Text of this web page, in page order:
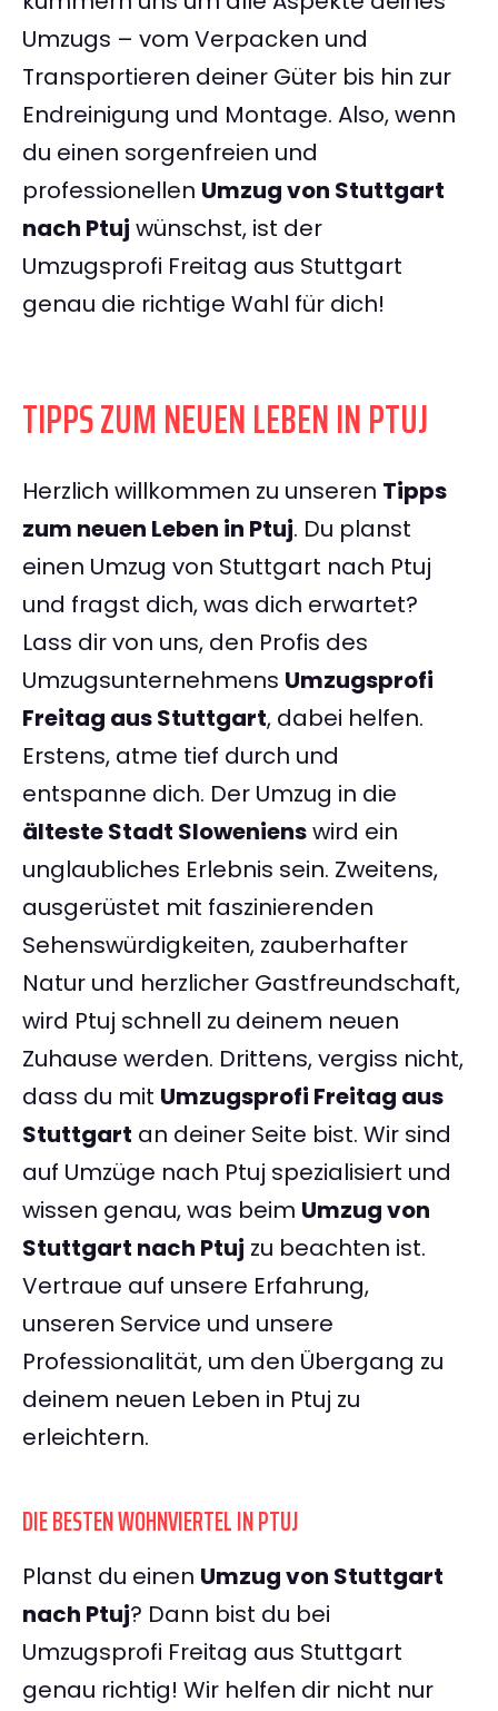
Umzugs – vom Verpacken und
Transportieren deiner Güter bis hin zur
Endreinigung und Montage. Also, wenn
du einen sorgenfreien und
professionellen Umzug von Stuttgart
nach Ptuj wünschst, ist der
Umzugsprofi Freitag aus Stuttgart
genau die richtige Wahl für dich!
TIPPS ZUM NEUEN LEBEN IN PTUJ
Herzlich willkommen zu unseren Tipps
zum neuen Leben in Ptuj. Du planst
einen Umzug von Stuttgart nach Ptuj
und fragst dich, was dich erwartet?
Lass dir von uns, den Profis des
Umzugsunternehmens Umzugsprofi
Freitag aus Stuttgart, dabei helfen.
Erstens, atme tief durch und
entspanne dich. Der Umzug in die
älteste Stadt Slowenienswird ein
unglaubliches Erlebnis sein. Zweitens,
ausgerüstet mit faszinierenden
Sehenswürdigkeiten, zauberhafter
Natur und herzlicher Gastfreundschaft,
wird Ptuj schnell zu deinem neuen
Zuhause werden. Drittens, vergiss nicht,
dass du mit Umzugsprofi Freitag aus
Stuttgart an deiner Seite bist. Wir sind
auf Umzüge nach Ptuj spezialisiert und
wissen genau, was beim Umzug von
Stuttgart nach Ptuj zu beachten ist.
Vertraue auf unsere Erfahrung,
unseren Service und unsere
Professionalität, um den Übergang zu
deinem neuen Leben in Ptuj zu
erleichtern.
DIE BESTEN WOHNVIERTEL IN PTUJ
Planst du einen Umzug von Stuttgart
nach Ptuj? Dann bist du bei
Umzugsprofi Freitag aus Stuttgart
genau richtig! Wir helfen dir nicht nur